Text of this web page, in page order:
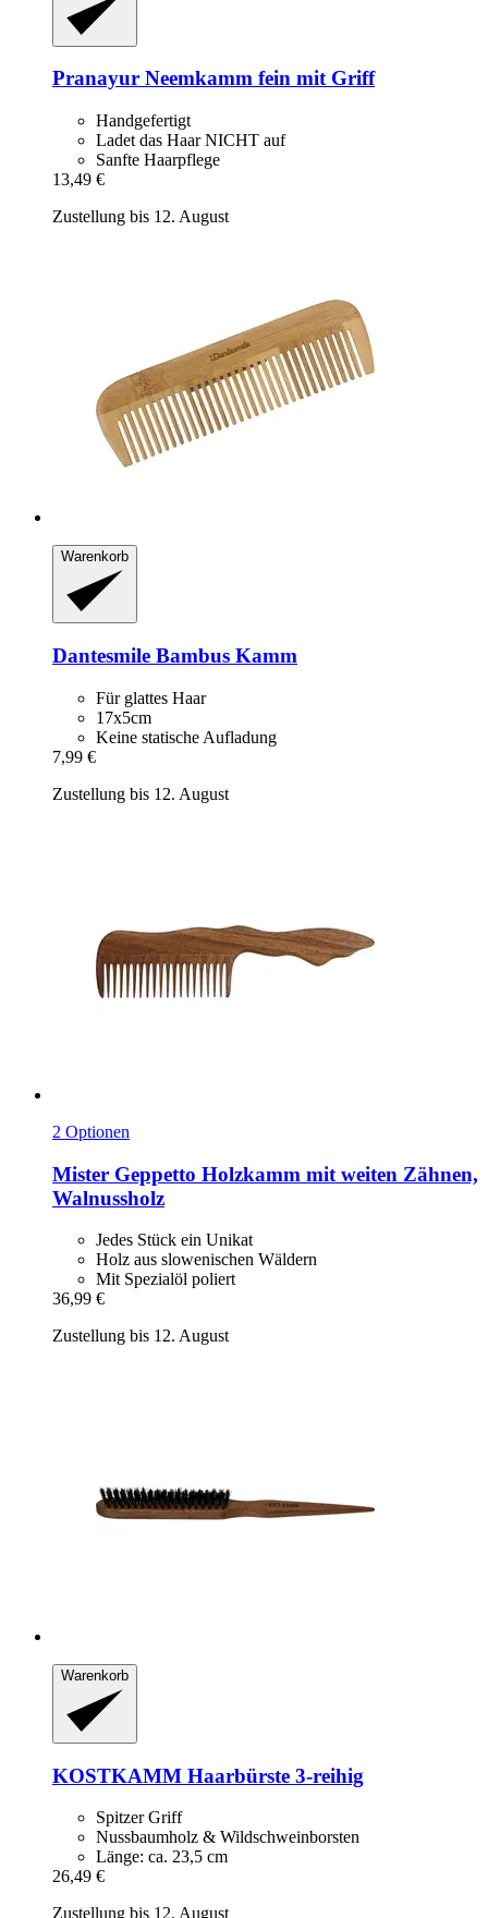
Pranayur Neemkamm fein mit Griff
Handgefertigt
Ladet das Haar NICHT auf
Sanfte Haarpflege
13,49 €
Zustellung bis 12. August
Warenkorb
Dantesmile Bambus Kamm
Für glattes Haar
17x5cm
Keine statische Aufladung
7,99 €
Zustellung bis 12. August
2 Optionen
Mister Geppetto Holzkamm mit weiten Zähnen,
Walnussholz
Jedes Stück ein Unikat
Holz aus slowenischen Wäldern
Mit Spezialöl poliert
36,99 €
Zustellung bis 12. August
Warenkorb
KOSTKAMM Haarbürste 3-​reihig
Spitzer Griff
Nussbaumholz & Wildschweinborsten
Länge: ca. 23,5 cm
26,49 €
Zustellung bis 12. August